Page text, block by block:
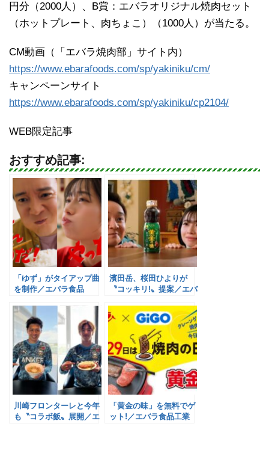
円分（2000人）、B賞：エバラオリジナル焼肉セット
（ホットプレート、肉ちょこ）（1000人）が当たる。
CM動画（「エバラ焼肉部」サイト内）
https://www.ebarafoods.com/sp/yakiniku/cm/
キャンペーンサイト
https://www.ebarafoods.com/sp/yakiniku/cp2104/
WEB限定記事
おすすめ記事:
「ゆず」がタイアップ曲
を制作／エバラ食品
濱田岳、桜田ひよりが
〝コッキリ!〟提案／エバ
川崎フロンターレと今年
も〝コラボ飯〟展開／エ
「黄金の味」を無料でゲ
ット!／エバラ食品工業